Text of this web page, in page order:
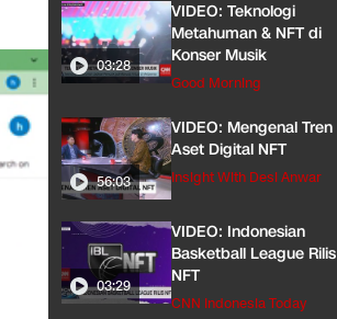
03:28
VIDEO: Teknologi
Metahuman & NFT di
Konser Musik
Good Morning
56:03
VIDEO: Mengenal Tren
Aset Digital NFT
Insight With Desi Anwar
03:29
VIDEO: Indonesian
Basketball League Rilis
NFT
CNN Indonesia Today